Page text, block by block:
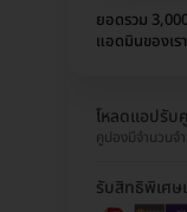
ยอดรวม
แอดมินของเร
โหลดแอปรั
คูปองมีจำนวนจ
รับสิทธิพิเศ